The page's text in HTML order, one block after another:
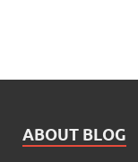
ABOUT BLOG